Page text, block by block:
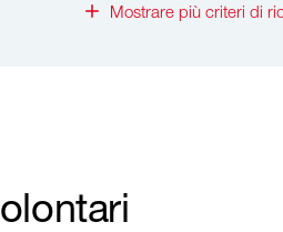
Mostrare più criteri di